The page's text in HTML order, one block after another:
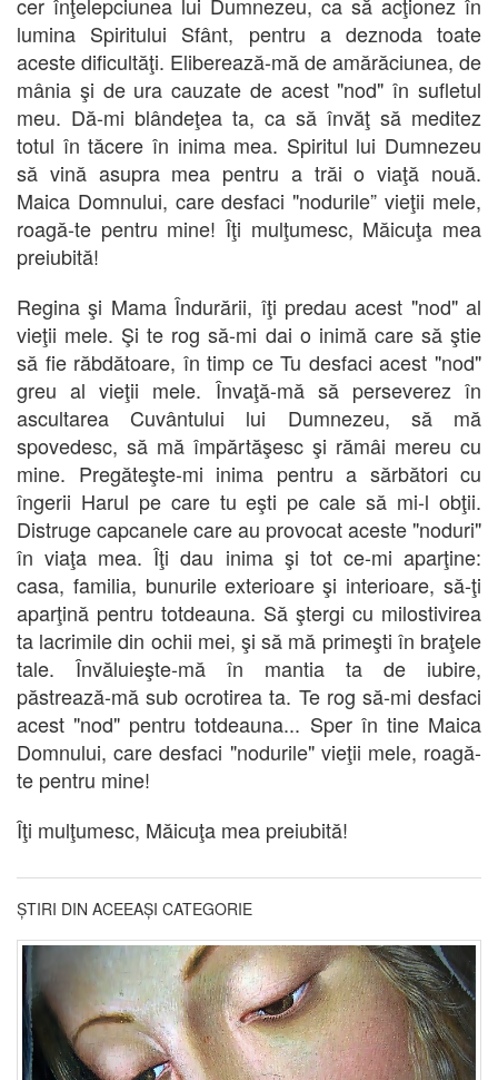
lumina Spiritului Sfânt, pentru a deznoda toate
aceste dificultăţi. Eliberează-mă de amărăciunea, de
mânia şi de ura cauzate de acest "nod" în sufletul
meu. Dă-mi blândeţea ta, ca să învăţ să meditez
totul în tăcere în inima mea. Spiritul lui Dumnezeu
să vină asupra mea pentru a trăi o viaţă nouă.
Maica Domnului, care desfaci "nodurile” vieţii mele,
roagă-te pentru mine! Îţi mulţumesc, Măicuţa mea
preiubită!
Regina şi Mama Îndurării, îţi predau acest "nod" al
vieţii mele. Şi te rog să-mi dai o inimă care să ştie
să fie răbdătoare, în timp ce Tu desfaci acest "nod"
greu al vieţii mele. Învaţă-mă să perseverez în
ascultarea Cuvântului lui Dumnezeu, să mă
spovedesc, să mă împărtăşesc şi rămâi mereu cu
mine. Pregăteşte-mi inima pentru a sărbători cu
îngerii Harul pe care tu eşti pe cale să mi-l obţii.
Distruge capcanele care au provocat aceste "noduri"
în viaţa mea. Îţi dau inima şi tot ce-mi aparţine:
casa, familia, bunurile exterioare şi interioare, să-ţi
aparţină pentru totdeauna. Să ştergi cu milostivirea
ta lacrimile din ochii mei, şi să mă primeşti în braţele
tale. Învăluieşte-mă în mantia ta de iubire,
păstrează-mă sub ocrotirea ta. Te rog să-mi desfaci
acest "nod" pentru totdeauna... Sper în tine Maica
Domnului, care desfaci "nodurile" vieţii mele, roagă-
te pentru mine!
Îţi mulţumesc, Măicuţa mea preiubită!
ȘTIRI DIN ACEEAȘI CATEGORIE